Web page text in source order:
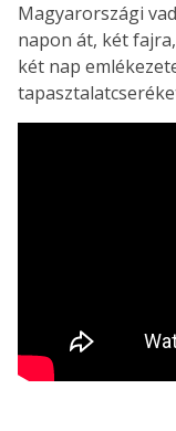
Magyarországi
napon át, két
két nap